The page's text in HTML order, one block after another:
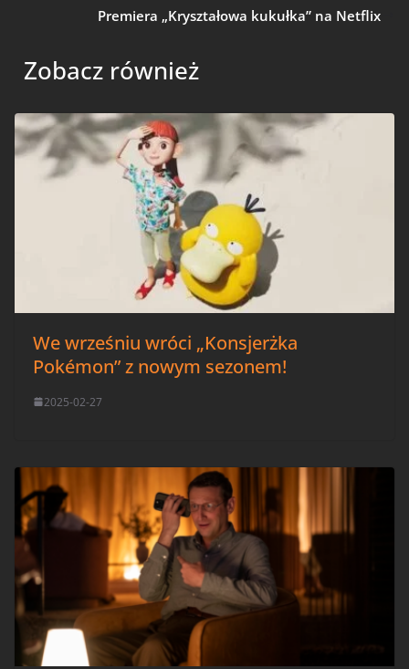
Premiera „Kryształowa kukułka” na Netflix
Zobacz również
We wrześniu wróci „Konsjerżka
Pokémon” z nowym sezonem!
2025-02-27